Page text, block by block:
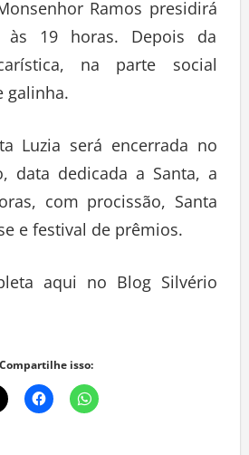
Ramos presidirá
às 19 horas. Depois da
na parte social
galinha.
Luzia será encerrada no
data dedicada a Santa, a
com procissão, Santa
e festival de prêmios.
aqui no Blog Silvério
Compartilhe isso: